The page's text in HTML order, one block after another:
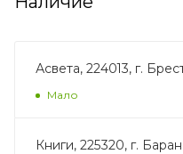
Асвета, 224013, г.
Мало
Книги, 225320, г.